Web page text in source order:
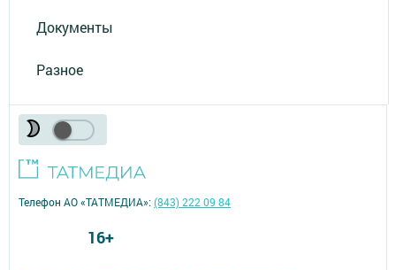
Документы
Разное
Телефон АО «ТАТМЕДИА»:(843) 222 09 84
16+